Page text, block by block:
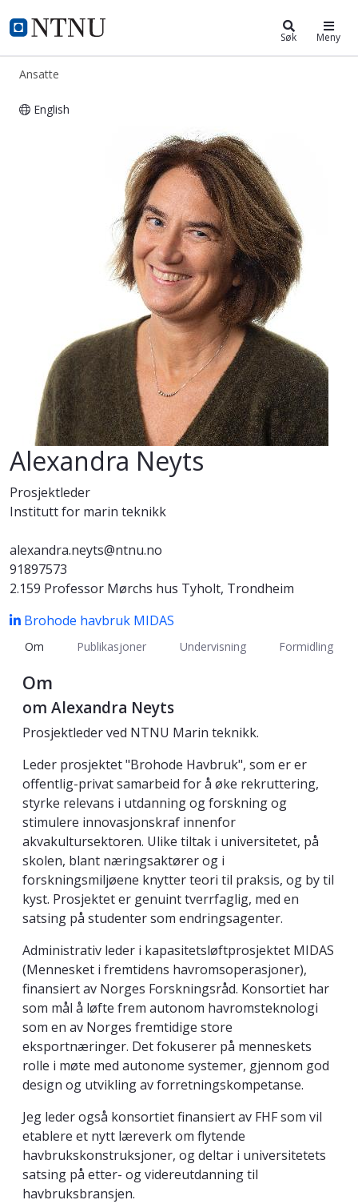
NTNU Hjemmeside
ntnu.no Søk Meny
Ansatte
English
Alexandra Neyts
Alexandra Neyts
Prosjektleder
Institutt for marin teknikk
alexandra.neyts@ntnu.no
91897573
2.159 Professor Mørchs hus Tyholt, Trondheim
Brohode havbruk MIDAS
Om Publikasjoner Undervisning Formidling
Om
om Alexandra Neyts
Prosjektleder ved NTNU Marin teknikk.
Leder prosjektet "Brohode Havbruk", som er er
offentlig-privat samarbeid for å øke rekruttering,
styrke relevans i utdanning og forskning og
stimulere innovasjonskraf innenfor
akvakultursektoren. Ulike tiltak i universitetet, på
skolen, blant næringsaktører og i
forskningsmiljøene knytter teori til praksis, og by til
kyst. Prosjektet er genuint tverrfaglig, med en
satsing på studenter som endringsagenter.
Administrativ leder i kapasitetsløftprosjektet MIDAS
(Mennesket i fremtidens havromsoperasjoner),
finansiert av Norges Forskningsråd. Konsortiet har
som mål å løfte frem autonom havromsteknologi
som en av Norges fremtidige store
eksportnæringer. Det fokuserer på menneskets
rolle i møte med autonome systemer, gjennom god
design og utvikling av forretningskompetanse.
Jeg leder også konsortiet finansiert av FHF som vil
etablere et nytt læreverk om flytende
havbrukskonstruksjoner, og deltar i universitetets
satsing på etter- og videreutdanning til
havbruksbransjen.